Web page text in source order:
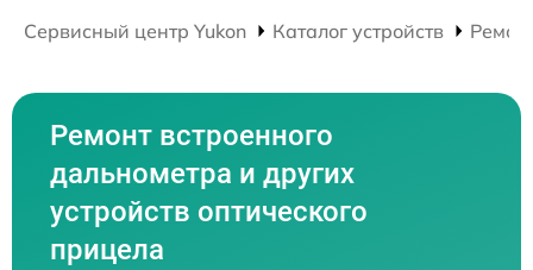
Сервисный центр Yukon Каталог устройств
Ремонт встроенного
дальнометра и других
устройств оптического
прицела